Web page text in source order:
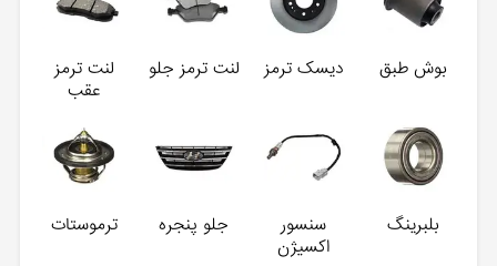
بوش طبق دیسک ترمز لنت ترمز جلو
لنت ترمز
عقب
بلبرینگ
سنسور
اکسیژن
جلو پنجره ترموستات